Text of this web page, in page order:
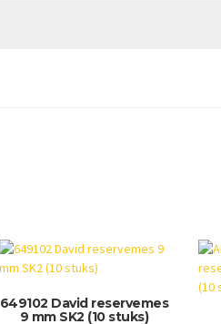
649102 David reservemes
9 mm SK2 (10 stuks)